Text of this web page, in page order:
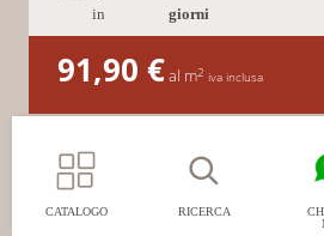
in
giorni
91,90 €al m2 iva inclusa
CATALOGO RICERCA